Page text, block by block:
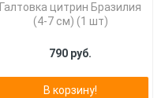
Галтовка цитрин Бразилия
(4-7 см) (1 шт)
790 руб.
В корзину!